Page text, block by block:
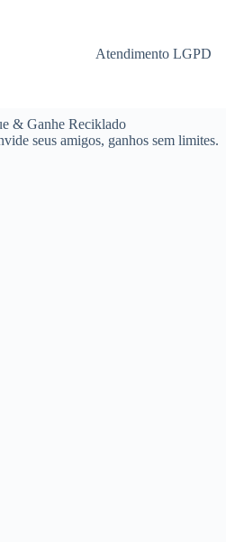
Atendimento LGPD
& Ganhe Reciklado
seus amigos, ganhos sem limites.